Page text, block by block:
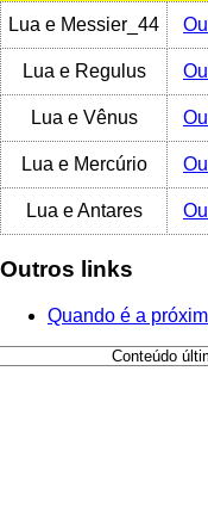
Lua e Messier_44
Lua e Regulus
Lua e Vênus
Lua e Mercúrio
Lua e Antares
Outros links
Quando é a
Conteúdo